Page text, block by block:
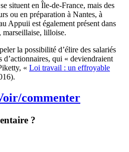
situent en Île-de-France, mais des
ou en préparation à Nantes, à
Appuii est également présent dans
marseillaise, lilloise.
la possibilité d’élire des salariés
d’actionnaires, qui « deviendraient
« Loi travail : un effroyable
commenter
?